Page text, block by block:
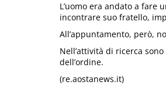
L’uomo era andato a fare
incontrare suo fratello,
All’appuntamento, però,
Nell’attività di ricerca
dell’ordine.
(re.aostanews.it)